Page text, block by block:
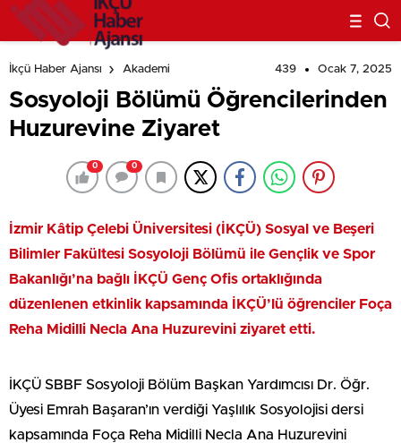
İkçü Haber Ajansı Akademi 439 Ocak 7, 2025
Sosyoloji Bölümü Öğrencilerinden
Huzurevine Ziyaret
0 0
İzmir Kâtip Çelebi Üniversitesi (İKÇÜ) Sosyal ve Beşeri
Bilimler Fakültesi Sosyoloji Bölümü ile Gençlik ve Spor
Bakanlığı’na bağlı İKÇÜ Genç Ofis ortaklığında
düzenlenen etkinlik kapsamında İKÇÜ’lü öğrenciler Foça
Reha Midilli Necla Ana Huzurevini ziyaret etti.
İKÇÜ SBBF Sosyoloji Bölüm Başkan Yardımcısı Dr. Öğr.
Üyesi Emrah Başaran’ın verdiği Yaşlılık Sosyolojisi dersi
kapsamında Foça Reha Midilli Necla Ana Huzurevini